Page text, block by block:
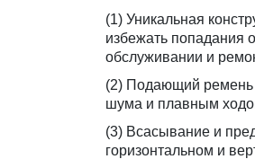
(1) Уникальная
избежать попадания
обслуживании и
(2) Подающий ремень
шума и плавным
(3) Всасывание и
горизонтальном и